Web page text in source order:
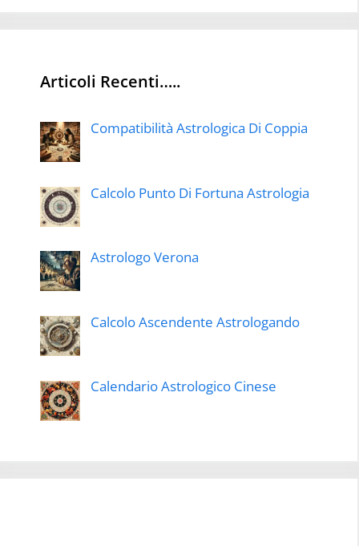
Articoli Recenti…..
Compatibilità Astrologica Di Coppia
Calcolo Punto Di Fortuna Astrologia
Astrologo Verona
Calcolo Ascendente Astrologando
Calendario Astrologico Cinese